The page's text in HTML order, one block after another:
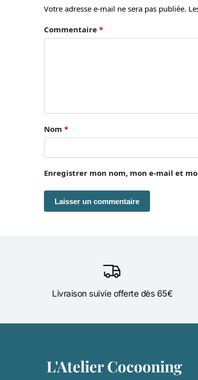
Votre adresse e-mail ne sera pas publiée.
Commentaire *
Nom *
Enregistrer mon nom, mon e-mail et
Livraison suivie offerte dès 65€
L'Atelier Cocooning